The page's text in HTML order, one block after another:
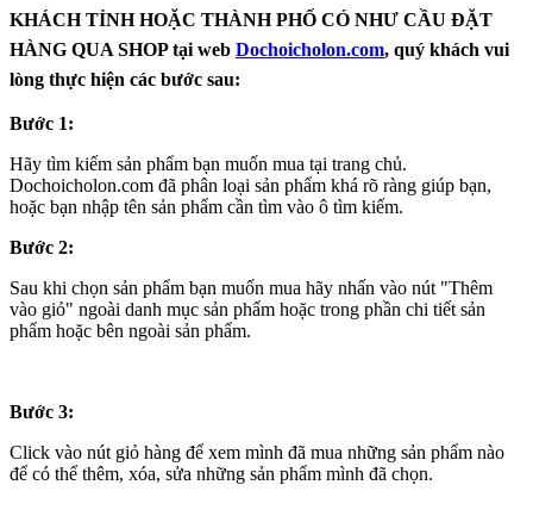
KHÁCH TỈNH HOẶC THÀNH PHỐ CÓ NHƯ CẦU ĐẶT
HÀNG QUA SHOP tại web Dochoicholon.com, quý khách vui
lòng thực hiện các bước sau:
Bước 1:
Hãy tìm kiếm sản phẩm bạn muốn mua tại trang chủ.
Dochoicholon.com đã phân loại sản phẩm khá rõ ràng giúp bạn,
hoặc bạn nhập tên sản phẩm cần tìm vào ô tìm kiếm.
Bước 2:
Sau khi chọn sản phẩm bạn muốn mua hãy nhấn vào nút "Thêm
vào giỏ" ngoài danh mục sản phẩm hoặc trong phần chi tiết sản
phẩm hoặc bên ngoài sản phẩm.
Bước 3:
Click vào nút giỏ hàng để xem mình đã mua những sản phẩm nào
để có thể thêm, xóa, sửa những sản phẩm mình đã chọn.